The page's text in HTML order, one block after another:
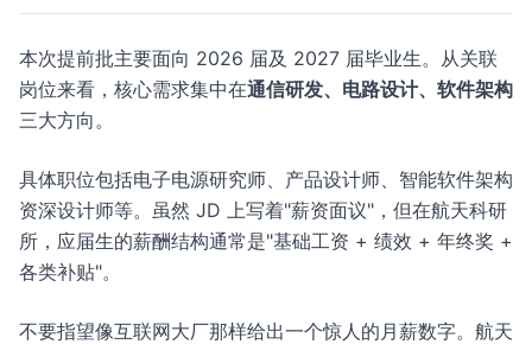
本次提前批主要面向 2026 届及 2027 届毕业生。从关联
岗位来看，核心需求集中在通信研发、电路设计、软件架构
三大方向。
具体职位包括电子电源研究师、产品设计师、智能软件架构
资深设计师等。虽然 JD 上写着"薪资面议"，但在航天科研
所，应届生的薪酬结构通常是"基础工资 + 绩效 + 年终奖 +
各类补贴"。
不要指望像互联网大厂那样给出一个惊人的月薪数字。航天